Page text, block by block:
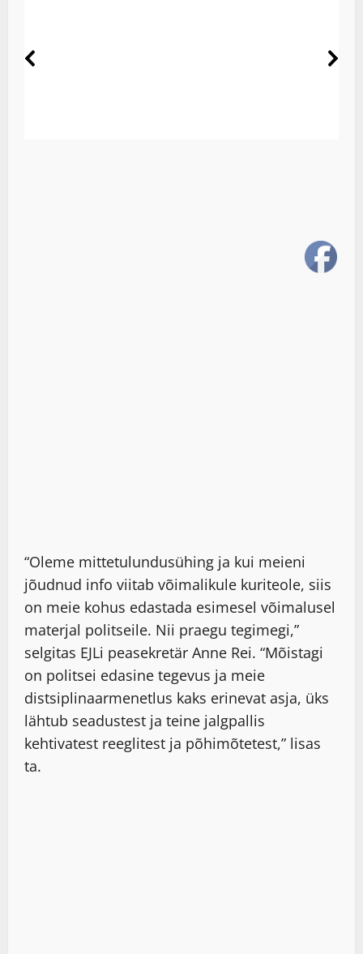
“Oleme mittetulundusühing ja kui meieni
jõudnud info viitab võimalikule kuriteole, siis
on meie kohus edastada esimesel võimalusel
materjal politseile. Nii praegu tegimegi,”
selgitas EJLi peasekretär Anne Rei. “Mõistagi
on politsei edasine tegevus ja meie
distsiplinaarmenetlus kaks erinevat asja, üks
lähtub seadustest ja teine jalgpallis
kehtivatest reeglitest ja põhimõtetest,” lisas
ta.